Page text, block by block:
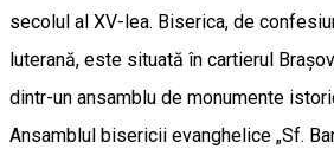
secolul al XV-lea. Biserica, de
luterană, este situată în cartierul
dintr-un ansamblu de monumente
Ansamblul bisericii evanghelice „Sf.